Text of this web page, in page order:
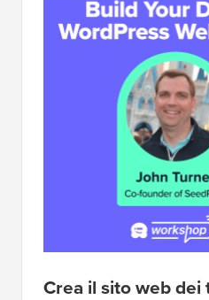
Crea il sito web